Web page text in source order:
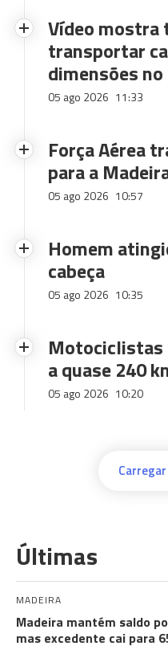
Vídeo
transportar
dimensões
05 ago 2026 11:33
Força Aérea
para a
05 ago 2026 10:57
Homem
cabeça
05 ago 2026 10:35
Motociclistas
a quase 240
05 ago 2026 10:20
Últimas
MADEIRA
Madeira mantém saldo
mas excedente cai para